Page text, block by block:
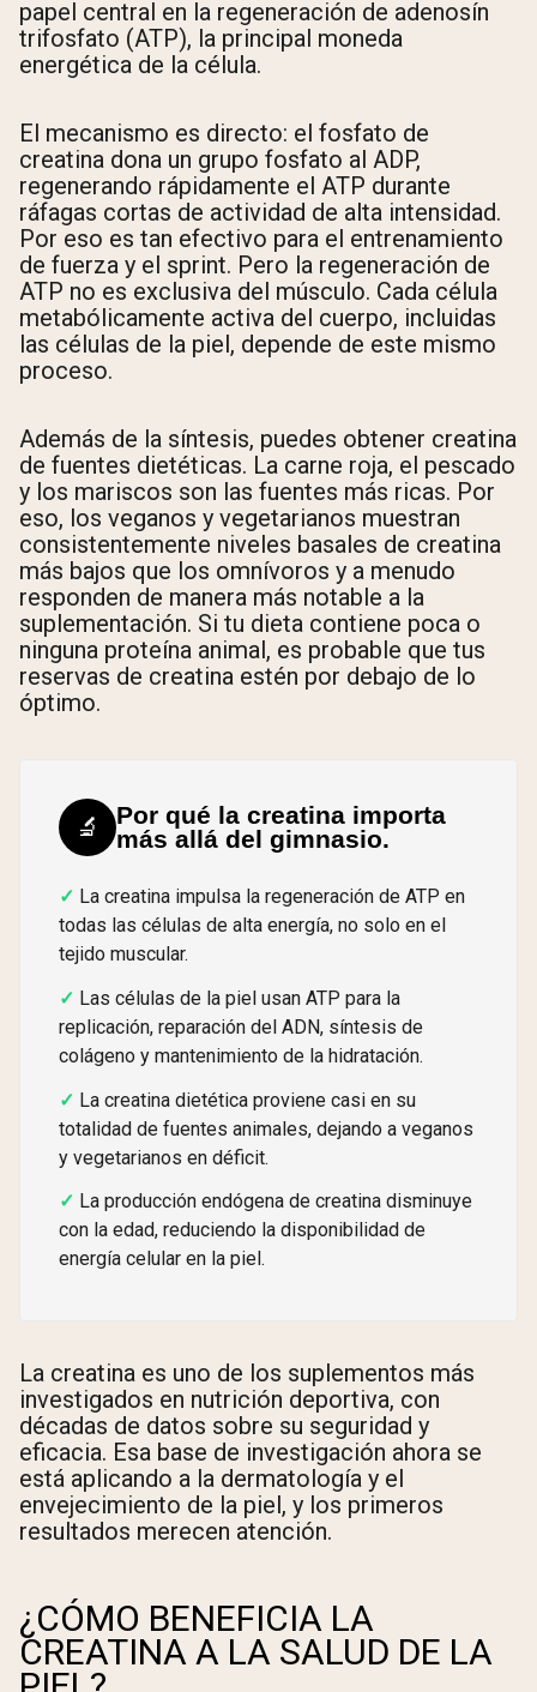
papel central en la regeneración de adenosín
trifosfato (ATP), la principal moneda
energética de la célula.
El mecanismo es directo: el fosfato de
creatina dona un grupo fosfato al ADP,
regenerando rápidamente el ATP durante
ráfagas cortas de actividad de alta intensidad.
Por eso es tan efectivo para el entrenamiento
de fuerza y el sprint. Pero la regeneración de
ATP no es exclusiva del músculo. Cada célula
metabólicamente activa del cuerpo, incluidas
las células de la piel, depende de este mismo
proceso.
Además de la síntesis, puedes obtener creatina
de fuentes dietéticas. La carne roja, el pescado
y los mariscos son las fuentes más ricas. Por
eso, los veganos y vegetarianos muestran
consistentemente niveles basales de creatina
más bajos que los omnívoros y a menudo
responden de manera más notable a la
suplementación. Si tu dieta contiene poca o
ninguna proteína animal, es probable que tus
reservas de creatina estén por debajo de lo
óptimo.
🔬
Por qué la creatina importa
más allá del gimnasio.
La creatina impulsa la regeneración de ATP en
todas las células de alta energía, no solo en el
tejido muscular.
Las células de la piel usan ATP para la
replicación, reparación del ADN, síntesis de
colágeno y mantenimiento de la hidratación.
La creatina dietética proviene casi en su
totalidad de fuentes animales, dejando a veganos
y vegetarianos en déficit.
La producción endógena de creatina disminuye
con la edad, reduciendo la disponibilidad de
energía celular en la piel.
La creatina es uno de los suplementos más
investigados en nutrición deportiva, con
décadas de datos sobre su seguridad y
eficacia. Esa base de investigación ahora se
está aplicando a la dermatología y el
envejecimiento de la piel, y los primeros
resultados merecen atención.
¿CÓMO BENEFICIA LA
CREATINA A LA SALUD DE LA